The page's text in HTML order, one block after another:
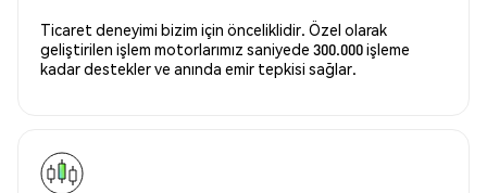
Ticaret deneyimi bizim için önceliklidir. Özel olarak
geliştirilen işlem motorlarımız saniyede 300.000 işleme
kadar destekler ve anında emir tepkisi sağlar.